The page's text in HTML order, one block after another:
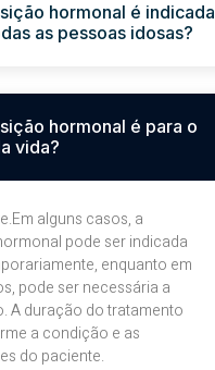
hormonal é indicada
as pessoas idosas?
hormonal é para o
vida?
alguns casos, a
pode ser indicada
enquanto em
pode ser necessária a
A duração do tratamento
a condição e as
do paciente.